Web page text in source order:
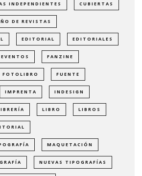
INDEPENDIENTES CUBIERTAS
DE REVISTAS
EDITORIAL EDITORIALES
EVENTOS FANZINE
FOTOLIBRO FUENTE
IMPRENTA INDESIGN
LIBRO LIBROS
MAQUETACIÓN
NUEVAS TIPOGRAFÍAS